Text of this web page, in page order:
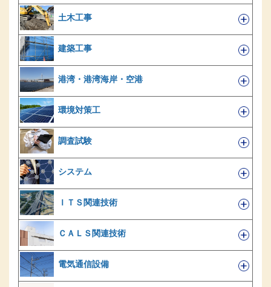
土木工事
建築工事
港湾・港湾海岸・空港
環境対策工
調査試験
システム
ＩＴＳ関連技術
ＣＡＬＳ関連技術
電気通信設備